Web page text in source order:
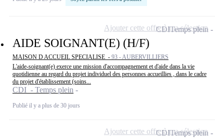
AIDE SOIGNANT(E) (H/F)
MAISON D ACCUEIL SPECIALISE - 93 - AUBERVILLIERS
L'aide-soignant(e) exerce une mission d'accompagnement et d'aide dans la vie
quotidienne au regard du projet individuel des personnes accueillies , dans le cadre
du projet d'établissement (soins...
CDI - Temps plein
Publié il y a plus de 30 jours
CDITemps plein
Ajouter cette offre à ma sélection
CDITemps plein
Ajouter cette offre à ma sélection